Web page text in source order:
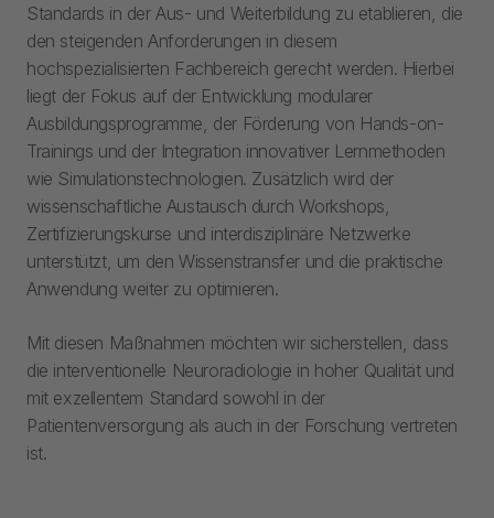
Standards in der Aus- und Weiterbildung zu etablieren, die
den steigenden Anforderungen in diesem
hochspezialisierten Fachbereich gerecht werden. Hierbei
liegt der Fokus auf der Entwicklung modularer
Ausbildungsprogramme, der Förderung von Hands-on-
Trainings und der Integration innovativer Lernmethoden
wie Simulationstechnologien. Zusätzlich wird der
wissenschaftliche Austausch durch Workshops,
Zertifizierungskurse und interdisziplinäre Netzwerke
unterstützt, um den Wissenstransfer und die praktische
Anwendung weiter zu optimieren.
Mit diesen Maßnahmen möchten wir sicherstellen, dass
die interventionelle Neuroradiologie in hoher Qualität und
mit exzellentem Standard sowohl in der
Patientenversorgung als auch in der Forschung vertreten
ist.